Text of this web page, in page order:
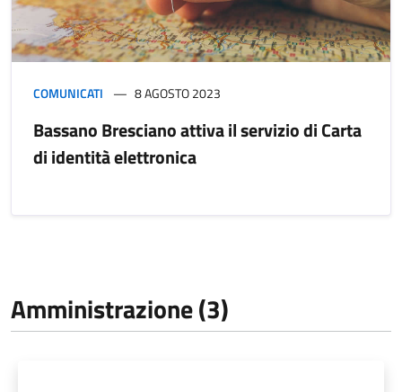
COMUNICATI 8 AGOSTO 2023
Bassano Bresciano attiva il servizio di Carta
di identità elettronica
Amministrazione (3)